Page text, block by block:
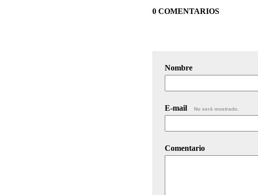
0 COMENTARIOS
Nombre
E-mail No será mostrado.
Comentario